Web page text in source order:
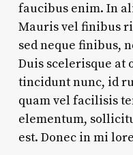
faucibus enim. In
Mauris vel finibus
sed neque finibus,
Duis scelerisque at
tincidunt nunc, id
quam vel facilisis
elementum,
est. Donec in mi